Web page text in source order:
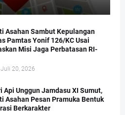
Asahan Sambut Kepulangan
Pamtas Yonif 126/KC Usai
Misi Jaga Perbatasan RI-
Juli 20, 2026
Api Unggun Jamdasu XI Sumut,
Asahan Pesan Pramuka Bentuk
Berkarakter